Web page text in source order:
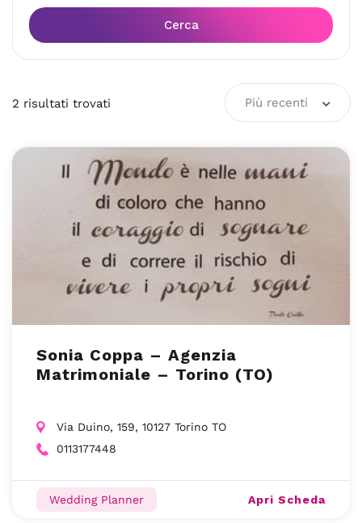
Cerca
2 risultati trovati Più recenti
Sonia Coppa – Agenzia
Matrimoniale – Torino (TO)
Via Duino, 159, 10127 Torino TO
0113177448
Wedding Planner Apri Scheda